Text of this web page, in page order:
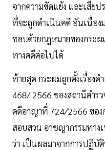
จากความขัดแย้ง และเสีย
ที่จะถูกดําเนินคดี อันเนื่อง
ชอบด้วยกฎหมายของกระผ
ทางคดีต่อไปได้
ท้ายสุด กระผมถูกตั้งเรื่อง
468/ 2566 ของสถานีตําร
คดีอาญาที่ 724/2566 ของ
สอบสวน อาชญากรรมทาง
ว่า เป็นผลมาจากการปฏิบั